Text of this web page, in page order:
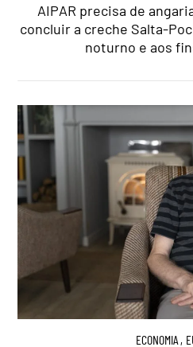
AIPAR precisa de
concluir a creche Salta-
noturno e aos
ECONOMIA ,